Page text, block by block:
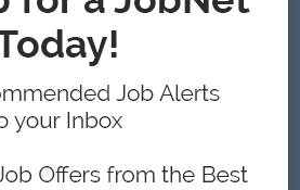
provided according to
း
အစဉ်အမြဲရရှိနေသောအသင်းနဲ့လက်တွဲ